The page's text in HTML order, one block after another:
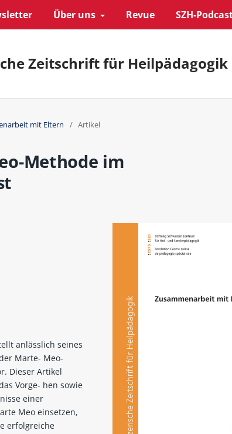
Über uns Revue SZH-
Zeitschrift für Heilpädagogik
mit Eltern / Artikel
Methode im
anlässlich seines
Marte- Meo-
Dieser Artikel
Vorge- hen sowie
einer
Meo einsetzen,
erfolgreiche